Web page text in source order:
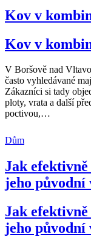
Kov v
Kov v
V Boršově nad
často vyhledávané
Zákazníci si tady
ploty, vrata a další
poctivou,…
Dům
Jak
jeho původní
Jak
jeho původní